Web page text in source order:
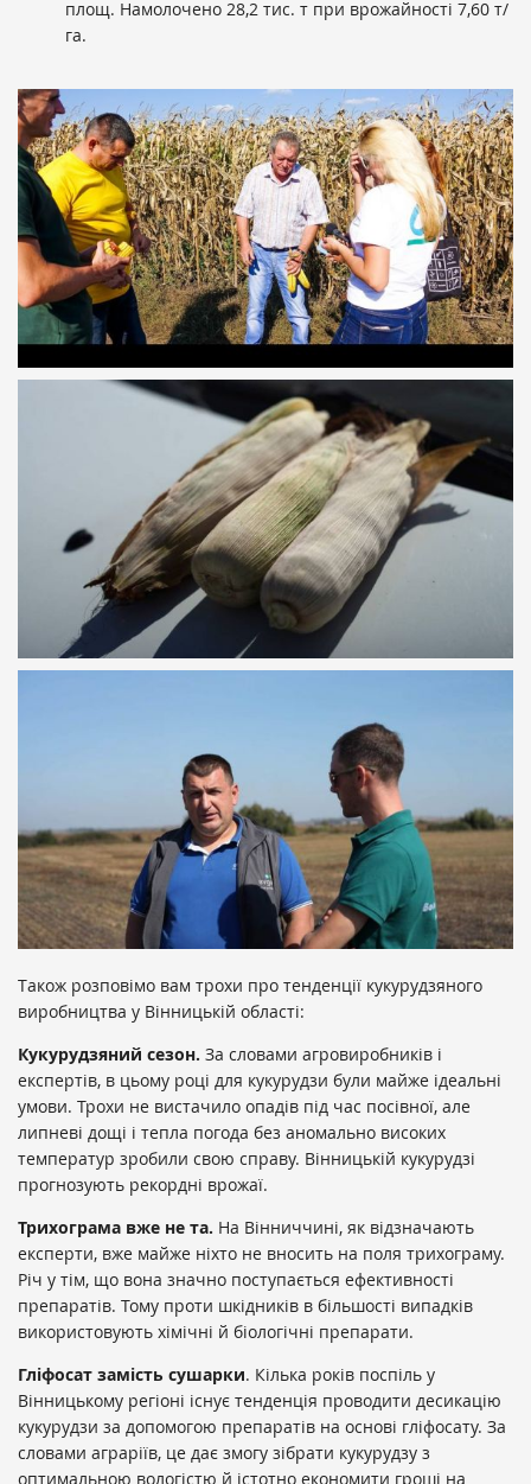
площ. Намолочено 28,2 тис. т при врожайності 7,60 т/
га.
Також розповімо вам трохи про тенденції кукурудзяного
виробництва у Вінницькій області:
Кукурудзяний сезон. За словами агровиробників і
експертів, в цьому році для кукурудзи були майже ідеальні
умови. Трохи не вистачило опадів під час посівної, але
липневі дощі і тепла погода без аномально високих
температур зробили свою справу. Вінницькій кукурудзі
прогнозують рекордні врожаї.
Трихограма вже не та. На Вінниччині, як відзначають
експерти, вже майже ніхто не вносить на поля трихограму.
Річ у тім, що вона значно поступається ефективності
препаратів. Тому проти шкідників в більшості випадків
використовують хімічні й біологічні препарати.
Гліфосат замість сушарки. Кілька років поспіль у
Вінницькому регіоні існує тенденція проводити десикацію
кукурудзи за допомогою препаратів на основі гліфосату. За
словами аграріїв, це дає змогу зібрати кукурудзу з
оптимальною вологістю й істотно економити гроші на